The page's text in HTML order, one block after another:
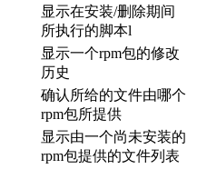
显示在安装/删除期间
所执行的脚本l
显示一个rpm包的修改
历史
确认所给的文件由哪个
rpm包所提供
显示由一个尚未安装的
rpm包提供的文件列表